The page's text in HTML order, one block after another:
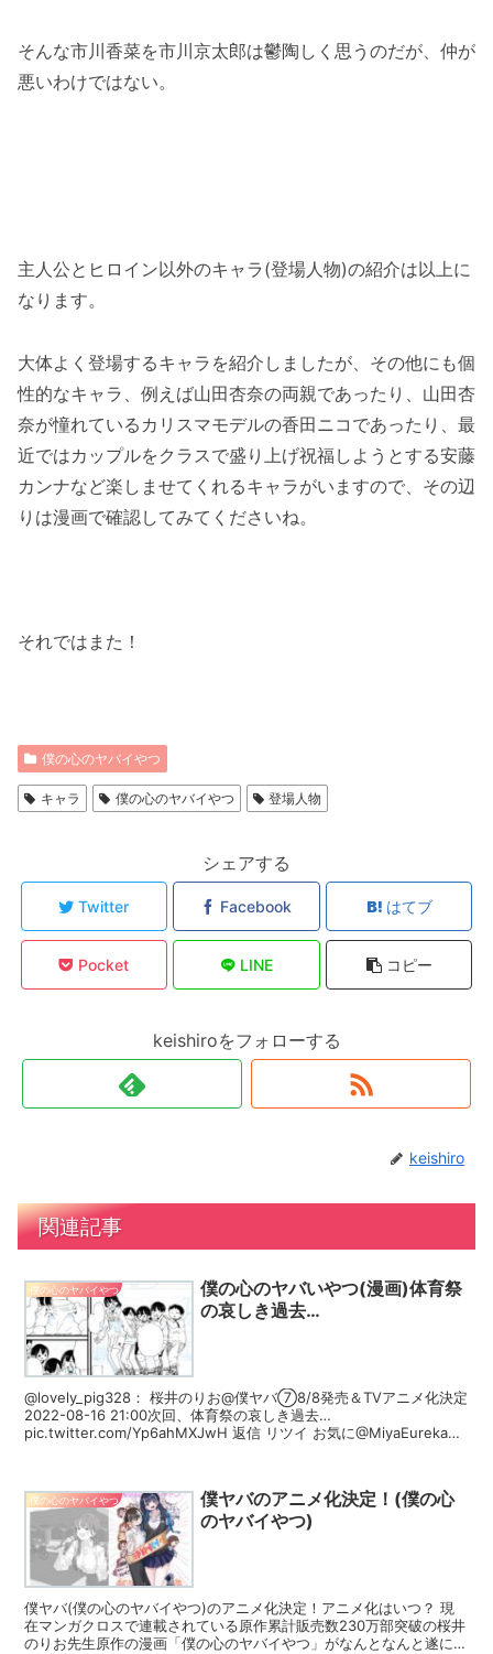
そんな市川香菜を市川京太郎は鬱陶しく思うのだが、仲が
悪いわけではない。
主人公とヒロイン以外のキャラ(登場人物)の紹介は以上に
なります。
大体よく登場するキャラを紹介しましたが、その他にも個
性的なキャラ、例えば山田杏奈の両親であったり、山田杏
奈が憧れているカリスマモデルの香田ニコであったり、最
近ではカップルをクラスで盛り上げ祝福しようとする安藤
カンナなど楽しませてくれるキャラがいますので、その辺
りは漫画で確認してみてくださいね。
それではまた！
僕の心のヤバイやつ
キャラ 僕の心のヤバイやつ 登場人物
シェアする
Twitter Facebook はてブ
Pocket LINE コピー
keishiroをフォローする
keishiro
関連記事
僕の心のヤバイやつ
僕の心のヤバいやつ(漫画)体育祭
の哀しき過去…
@lovely_pig328： 桜井のりお@僕ヤバ⑦8/8発売＆TVアニメ化決定
2022-08-16 21:00次回、体育祭の哀しき過去…
pic.twitter.com/Yp6ahMXJwH 返信 リツイ お気に@MiyaEureka：
僕の心のヤバイやつ
僕ヤバのアニメ化決定！(僕の心
のヤバイやつ)
僕ヤバ(僕の心のヤバイやつ)のアニメ化決定！アニメ化はいつ？ 現
在マンガクロスで連載されている原作累計販売数230万部突破の桜井
のりお先生原作の漫画「僕の心のヤバイやつ」がなんとなんと遂に待